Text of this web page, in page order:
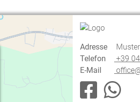
Adresse
Telefon
+39
E-Mail